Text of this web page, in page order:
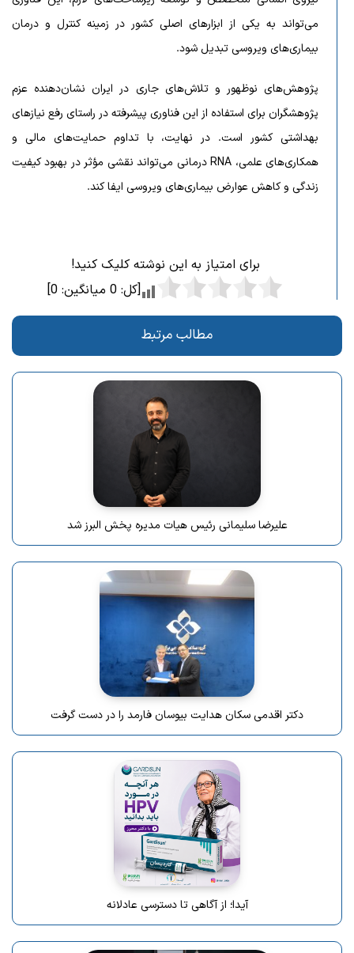
می‌تواند به یکی از ابزارهای اصلی کشور در زمینه کنترل و درمان
بیماری‌های ویروسی تبدیل شود.
پژوهش‌های نوظهور و تلاش‌های جاری در ایران نشان‌دهنده عزم
پژوهشگران برای استفاده از این فناوری پیشرفته در راستای رفع نیازهای
بهداشتی کشور است. در نهایت، با تداوم حمایت‌های مالی و
همکاری‌های علمی، RNA درمانی می‌تواند نقشی مؤثر در بهبود کیفیت
زندگی و کاهش عوارض بیماری‌های ویروسی ایفا کند.
برای امتیاز به این نوشته کلیک کنید!
[کل: 0میانگین: 0
]
مطالب مرتبط
علیرضا سلیمانی رئیس هیات مدیره پخش البرز شد
دکتر اقدمی سکان هدایت بیوسان فارمد را در دست گرفت
آیدا؛ از آگاهی تا دسترسی عادلانه